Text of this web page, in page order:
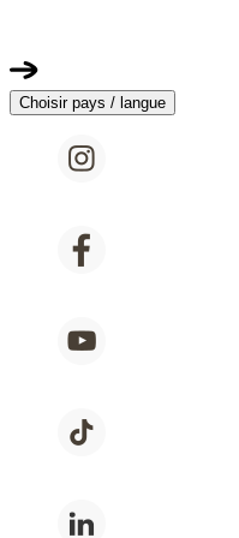
Choisir pays / langue